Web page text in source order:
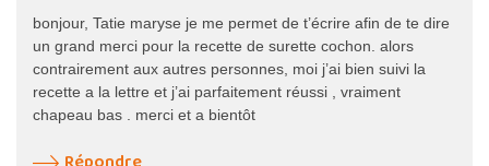
bonjour, Tatie maryse je me permet de t’écrire afin de te dire
un grand merci pour la recette de surette cochon. alors
contrairement aux autres personnes, moi j’ai bien suivi la
recette a la lettre et j’ai parfaitement réussi , vraiment
chapeau bas . merci et a bientôt